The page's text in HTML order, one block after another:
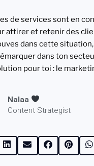
de services sont en
attirer et retenir des
dans cette
dans ton
pour toi : le
Nalaa
Content Strategist